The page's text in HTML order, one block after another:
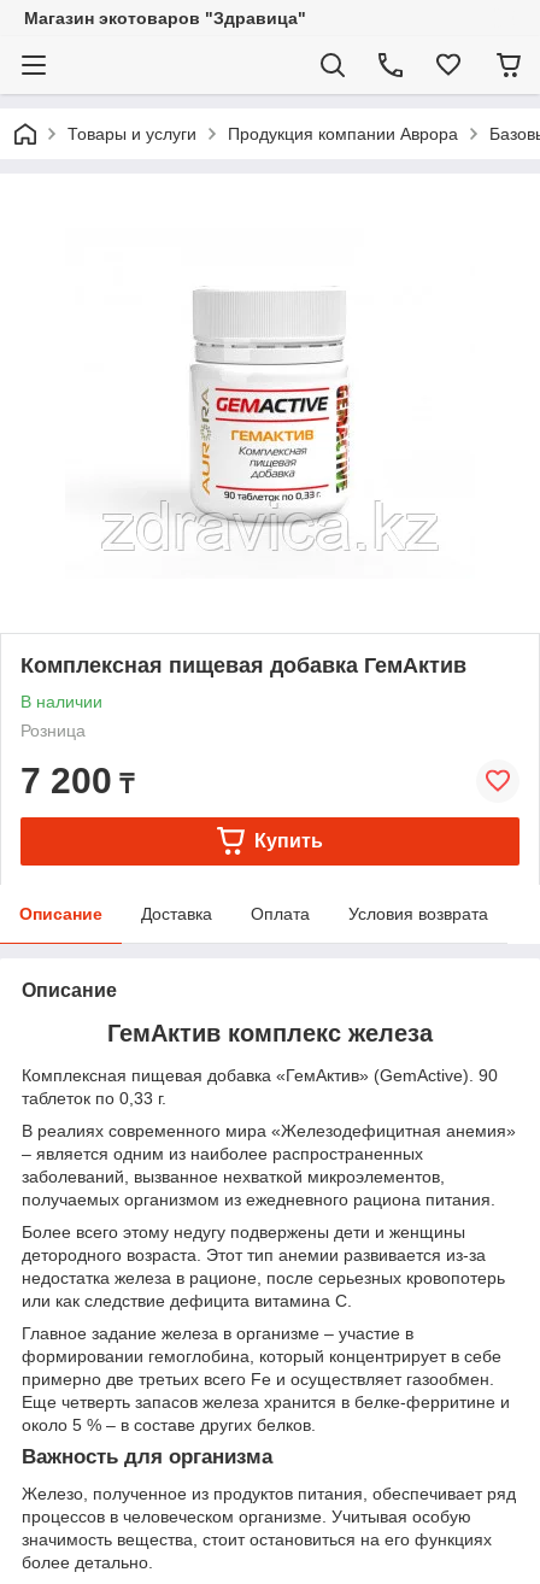
Магазин экотоваров "Здравица"
Товары и услуги Продукция компании Аврора
Комплексная пищевая добавка ГемАктив
В наличии
Розница
7 200 ₸
Купить
Описание Доставка Оплата Условия возврата
Описание
ГемАктив комплекс железа
Комплексная пищевая добавка «ГемАктив» (GemActive). 90
таблеток по 0,33 г.
В реалиях современного мира «Железодефицитная анемия»
– является одним из наиболее распространенных
заболеваний, вызванное нехваткой микроэлементов,
получаемых организмом из ежедневного рациона питания.
Более всего этому недугу подвержены дети и женщины
детородного возраста. Этот тип анемии развивается из-за
недостатка железа в рационе, после серьезных кровопотерь
или как следствие дефицита витамина С.
Главное задание железа в организме – участие в
формировании гемоглобина, который концентрирует в себе
примерно две третьих всего Fe и осуществляет газообмен.
Еще четверть запасов железа хранится в белке-ферритине и
около 5 % – в составе других белков.
Важность для организма
Железо, полученное из продуктов питания, обеспечивает ряд
процессов в человеческом организме. Учитывая особую
значимость вещества, стоит остановиться на его функциях
более детально.